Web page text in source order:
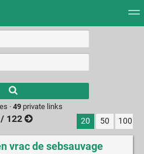
·49 private links
122 20 50 100
vrac de sebsauvage